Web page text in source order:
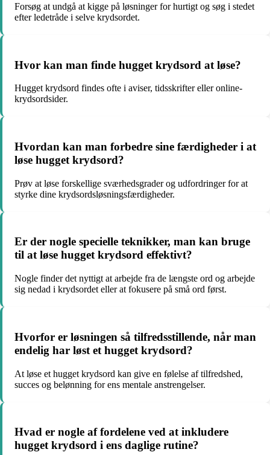
Forsøg at undgå at kigge på løsninger for hurtigt og søg i stedet
efter ledetråde i selve krydsordet.
Hvor kan man finde hugget krydsord at løse?
Hugget krydsord findes ofte i aviser, tidsskrifter eller online-
krydsordsider.
Hvordan kan man forbedre sine færdigheder i at
løse hugget krydsord?
Prøv at løse forskellige sværhedsgrader og udfordringer for at
styrke dine krydsordsløsningsfærdigheder.
Er der nogle specielle teknikker, man kan bruge
til at løse hugget krydsord effektivt?
Nogle finder det nyttigt at arbejde fra de længste ord og arbejde
sig nedad i krydsordet eller at fokusere på små ord først.
Hvorfor er løsningen så tilfredsstillende, når man
endelig har løst et hugget krydsord?
At løse et hugget krydsord kan give en følelse af tilfredshed,
succes og belønning for ens mentale anstrengelser.
Hvad er nogle af fordelene ved at inkludere
hugget krydsord i ens daglige rutine?